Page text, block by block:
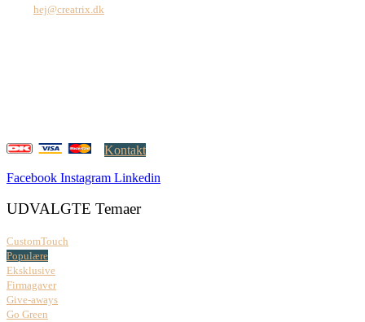
hej@creatrix.dk
Kontakt
Facebook Instagram Linkedin
UDVALGTE Temaer
CustomTouch
Populære
Eksklusive
Firmagaver
Give-aways
Go Green